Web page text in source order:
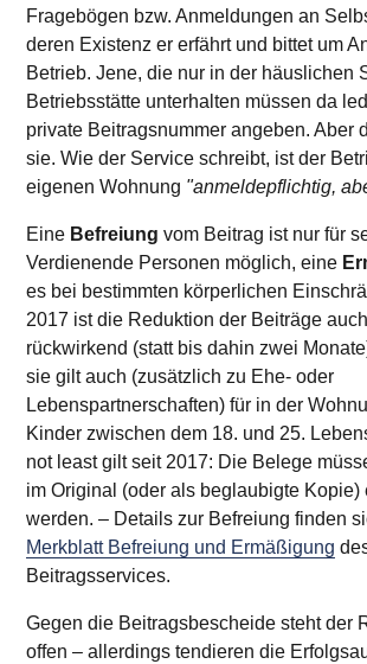
Fragebögen bzw. Anmeldungen an
deren Existenz er erfährt und bittet um
Betrieb. Jene, die nur in der häuslichen
Betriebsstätte unterhalten müssen da
private Beitragsnummer angeben. Aber
sie. Wie der Service schreibt, ist der
eigenen Wohnung "anmeldepflichtig,
Eine Befreiung vom Beitrag ist nur für
Verdienende Personen möglich, eine
es bei bestimmten körperlichen
2017 ist die Reduktion der Beiträge
rückwirkend (statt bis dahin zwei
sie gilt auch (zusätzlich zu Ehe- oder
Lebenspartnerschaften) für in der
Kinder zwischen dem 18. und 25.
not least gilt seit 2017: Die Belege
im Original (oder als beglaubigte Kopie)
werden. – Details zur Befreiung finden
Merkblatt Befreiung und Ermäßigung
Beitragsservices.
Gegen die Beitragsbescheide steht der
offen – allerdings tendieren die